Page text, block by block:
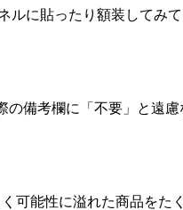
ルに貼ったり額装してみて
の備考欄に「不要」と遠慮
可能性に溢れた商品をた